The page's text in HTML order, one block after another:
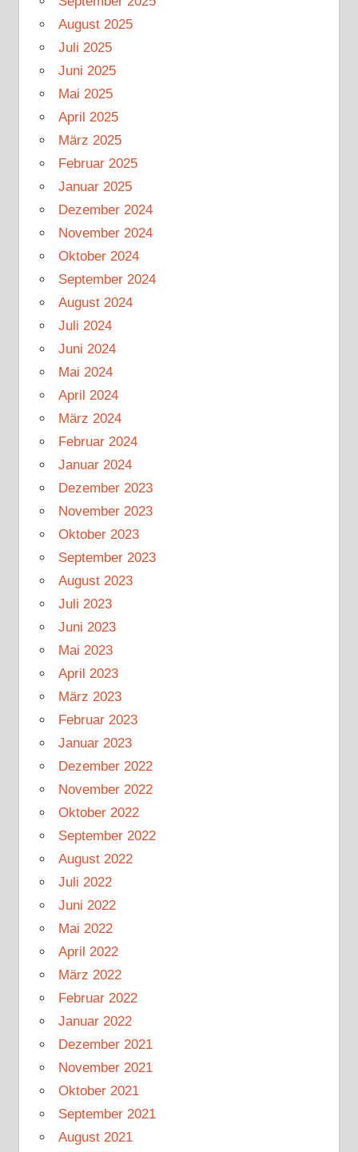
August 2025
Juli 2025
Juni 2025
Mai 2025
April 2025
März 2025
Februar 2025
Januar 2025
Dezember 2024
November 2024
Oktober 2024
September 2024
August 2024
Juli 2024
Juni 2024
Mai 2024
April 2024
März 2024
Februar 2024
Januar 2024
Dezember 2023
November 2023
Oktober 2023
September 2023
August 2023
Juli 2023
Juni 2023
Mai 2023
April 2023
März 2023
Februar 2023
Januar 2023
Dezember 2022
November 2022
Oktober 2022
September 2022
August 2022
Juli 2022
Juni 2022
Mai 2022
April 2022
März 2022
Februar 2022
Januar 2022
Dezember 2021
November 2021
Oktober 2021
September 2021
August 2021